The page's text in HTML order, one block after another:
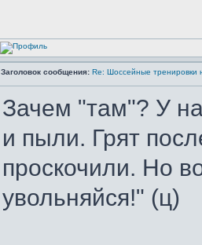
Заголовок сообщения: Re: Шоссейные тренировки
Зачем "там"? У
и пыли. Грят
проскочили. Но
увольняйся!" (ц)